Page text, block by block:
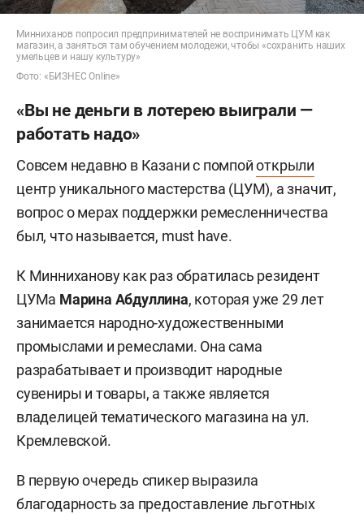
Минниханов попросил предпринимателей не воспринимать ЦУМ как
магазин, а заняться там обучением молодежи, чтобы «сохранить наших
умельцев и нашу культуру»
Фото: «БИЗНЕС Online»
«Вы не деньги в лотерею выиграли —
работать надо»
Совсем недавно в Казани с помпойоткрыли
центр уникального мастерства (ЦУМ), а значит,
вопрос о мерах поддержки ремесленничества
был, что называется, must have.
К Минниханову как раз обратилась резидент
ЦУМа Марина Абдуллина, которая уже 29 лет
занимается народно-художественными
промыслами и ремеслами. Она сама
разрабатывает и производит народные
сувениры и товары, а также является
владелицей тематического магазина на ул.
Кремлевской.
В первую очередь спикер выразила
благодарность за предоставление льготных